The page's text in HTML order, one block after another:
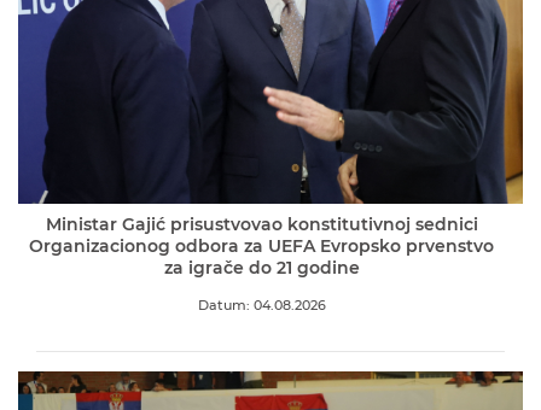
Ministar Gajić prisustvovao konstitutivnoj sednici
Organizacionog odbora za UEFA Evropsko prvenstvo
za igrače do 21 godine
Datum: 04.08.2026